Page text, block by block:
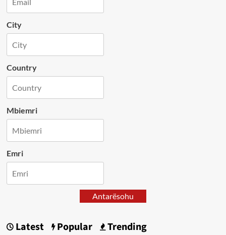
City
Country
Mbiemri
Emri
Antarësohu
Latest Popular Trending